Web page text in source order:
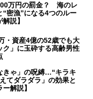
万円の罰金？ 海のレ
“密漁”になる4つのルー
説】
・資産4億の52歳でも大
」に玉砕する高齢男性
きゃ」の呪縛…“キラキ
てダラダラ」の効果と
解説】